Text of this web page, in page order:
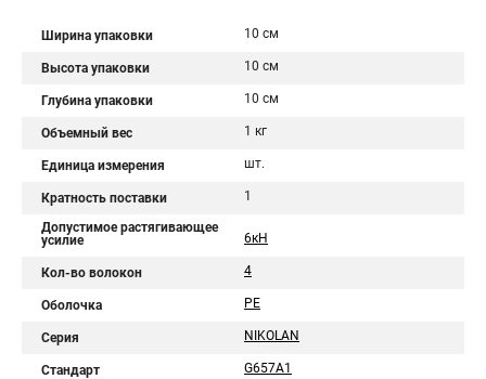
Ширина упаковки 10 см
Высота упаковки 10 см
Глубина упаковки 10 см
Объемный вес 1 кг
Единица измерения шт.
Кратность поставки 1
Допустимое растягивающее
усилие
6кН
Кол-во волокон 4
Оболочка PE
Серия NIKOLAN
Стандарт G657A1